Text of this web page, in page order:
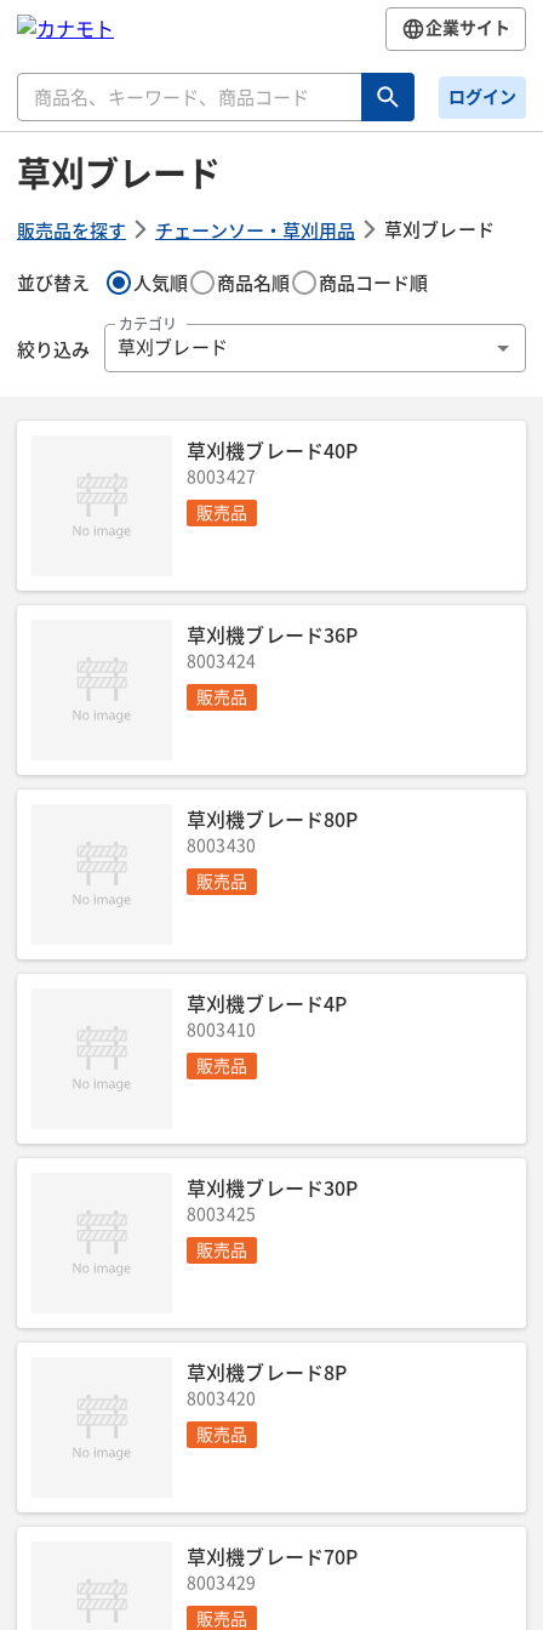
企業サイト
ログイン
草刈ブレード
販売品を探す チェーンソー・草刈用品 草刈ブレード
並び替え 人気順 商品名順 商品コード順
絞り込み
カテゴリ
草刈ブレード
草刈機ブレード40P
8003427
販売品
草刈機ブレード36P
8003424
販売品
草刈機ブレード80P
8003430
販売品
草刈機ブレード4P
8003410
販売品
草刈機ブレード30P
8003425
販売品
草刈機ブレード8P
8003420
販売品
草刈機ブレード70P
8003429
販売品